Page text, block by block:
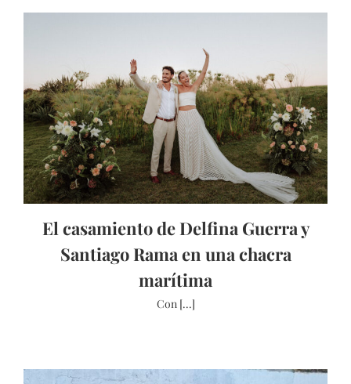
El casamiento de Delfina Guerra y
Santiago Rama en una chacra
marítima
Con [...]